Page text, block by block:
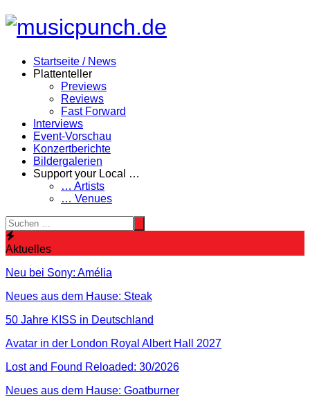
Zum
Inhalt
Startseite / News
Plattenteller
Previews
Reviews
Fast Forward
Interviews
Event-Vorschau
Konzertberichte
Bildergalerien
Support your Local …
… Artists
… Venues
Aktuelles
Neu bei Sony: Amélia
Neues aus dem Hause: Steak
50 Jahre KISS in Deutschland
Avatar in der London Royal Albert Hall 2027
Lost and Found Reloaded: 30/2026
Neues aus dem Hause: Goatburner